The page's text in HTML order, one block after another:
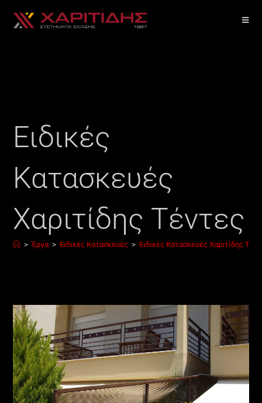
Ειδικές
Κατασκευές
Χαριτίδης Τέντες
> Έργα > Ειδικές Κατασκευές > Ειδικές Κατασκευές Χαριτίδης